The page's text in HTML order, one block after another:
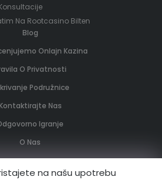
Na Rootcasino Bilten
Blog
Onlajn Kazina
O Privatnosti
Podružnice
Nas
Igranje
O Nas
na našu upotrebu